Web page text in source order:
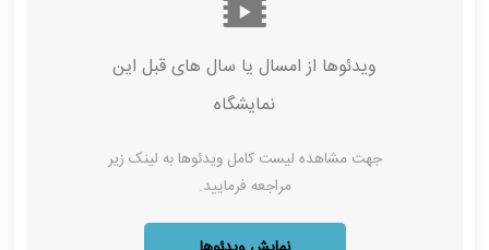
ویدئوها از امسال‌ یا سال های قبل این
نمایشگاه
جهت مشاهده لیست کامل ویدئوها به لینک زیر
مراجعه فرمایید.